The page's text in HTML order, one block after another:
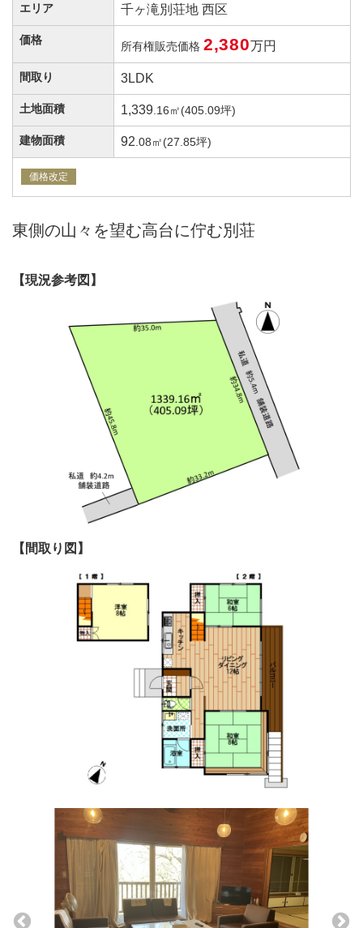
エリア 千ヶ滝別荘地 西区
価格 所有権販売価格 2,380 万円
間取り 3LDK
土地面積 1,339.16㎡(405.09坪)
建物面積 92.08㎡(27.85坪)
価格改定
東側の山々を望む高台に佇む別荘
【現況参考図】
【間取り図】